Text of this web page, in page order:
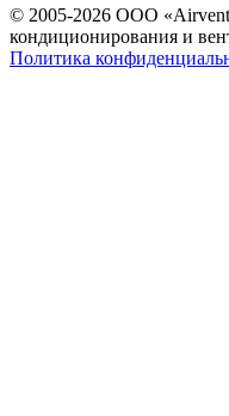
© 2005-2026 ООО
кондиционирования и
Политика